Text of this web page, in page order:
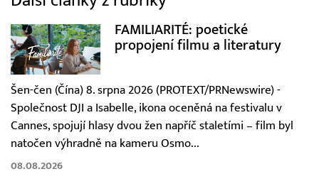
FAMILIARITÉ: poetické
propojení filmu a literatury
Šen-čen (Čína) 8. srpna 2026 (PROTEXT/PRNewswire) -
Společnost DJI a Isabelle, ikona oceněná na festivalu v
Cannes, spojují hlasy dvou žen napříč staletími – film byl
natočen výhradně na kameru Osmo...
08.08.2026